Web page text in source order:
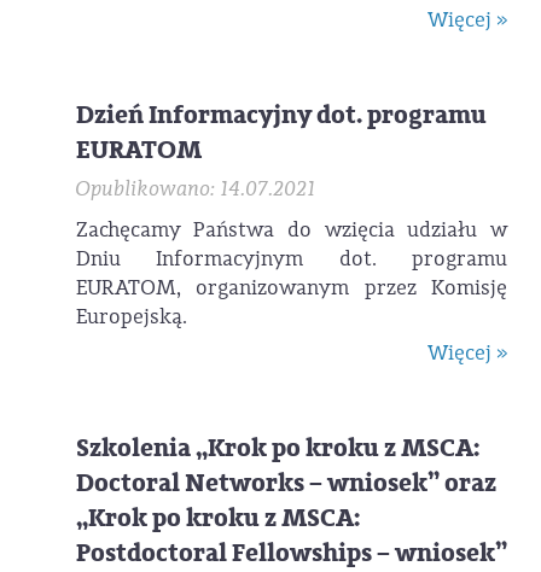
Więcej »
Dzień Informacyjny dot. programu
EURATOM
Opublikowano: 14.07.2021
Zachęcamy Państwa do wzięcia udziału w
Dniu Informacyjnym dot. programu
EURATOM, organizowanym przez Komisję
Europejską.
Więcej »
Szkolenia „Krok po kroku z MSCA:
Doctoral Networks – wniosek” oraz
„Krok po kroku z MSCA:
Postdoctoral Fellowships – wniosek”